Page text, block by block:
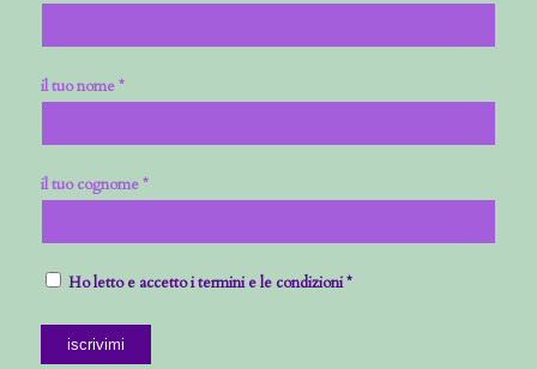
il tuo nome *
il tuo cognome *
Ho letto e accetto i termini e le condizioni *